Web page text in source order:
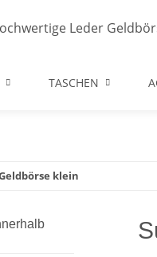
TASCHEN
klein